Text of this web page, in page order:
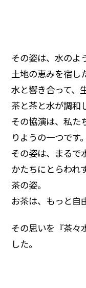
その姿は、水のよ
土地の恵みを宿し
水と響き合って、
茶と茶と水が調和
その協演は、私た
りようの一つです。
その姿は、まるで
かたちにとらわれ
茶の姿。
お茶は、もっと自
その思いを『茶々
した。